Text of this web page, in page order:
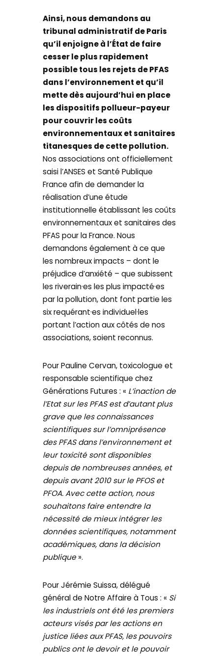
Ainsi, nous demandons au
tribunal administratif de Paris
qu’il enjoigne à l’État de faire
cesser le plus rapidement
possible tous les rejets de PFAS
dans l’environnement et qu’il
mette dès aujourd’hui en place
les dispositifs pollueur-payeur
pour couvrir les coûts
environnementaux et sanitaires
titanesques de cette pollution.
Nos associations ont officiellement
saisi l’ANSES et Santé Publique
France afin de demander la
réalisation d’une étude
institutionnelle établissant les coûts
environnementaux et sanitaires des
PFAS pour la France. Nous
demandons également à ce que
les nombreux impacts – dont le
préjudice d’anxiété – que subissent
les riverain·es les plus impacté·es
par la pollution, dont font partie les
six requérant·es individuel·les
portant l’action aux côtés de nos
associations, soient reconnus.
Pour Pauline Cervan, toxicologue et
responsable scientifique chez
Générations Futures : « L’inaction de
l’Etat sur les PFAS est d’autant plus
grave que les connaissances
scientifiques sur l’omniprésence
des PFAS dans l’environnement et
leur toxicité sont disponibles
depuis de nombreuses années, et
depuis avant 2010 sur le PFOS et
PFOA. Avec cette action, nous
souhaitons faire entendre la
nécessité de mieux intégrer les
données scientifiques, notamment
académiques, dans la décision
publique».
Pour Jérémie Suissa, délégué
général de Notre Affaire à Tous : « Si
les industriels ont été les premiers
acteurs visés par les actions en
justice liées aux PFAS, les pouvoirs
publics ont le devoir et le pouvoir